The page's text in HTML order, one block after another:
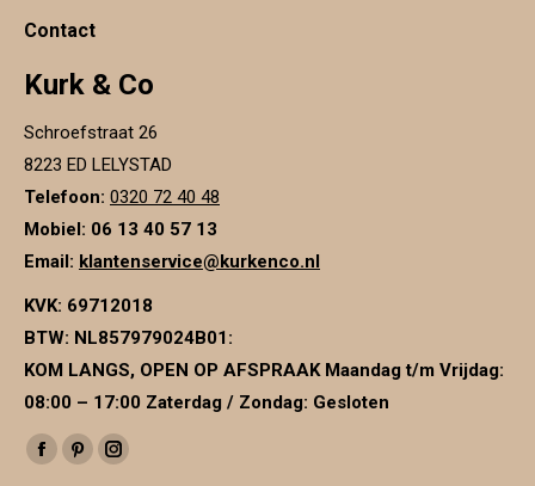
Contact
Kurk & Co
Schroefstraat 26
8223 ED LELYSTAD
Telefoon: 0320 72 40 48
Mobiel: 06 13 40 57 13
Email: klantenservice@kurkenco.nl
KVK: 69712018
BTW: NL857979024B01 :
KOM LANGS, OPEN OP AFSPRAAK Maandag t/m Vrijdag:
08:00 – 17:00 Zaterdag / Zondag: Gesloten
Vind ons op:
Facebook
PinterestInstagram